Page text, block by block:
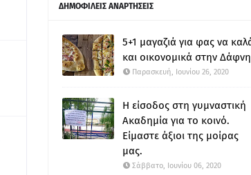
ΔΗΜΟΦΙΛΕΙΣ ΑΝΑΡΤΗΣΕΙΣ
5+1 μαγαζιά για φας να
και οικονομικά στην Δάφνη
Παρασκευή, Ιουνίου 26, 2020
Η είσοδος στη γυμναστική
Ακαδημία για το κοινό.
Είμαστε άξιοι της μοίρας
μας.
Σάββατο, Ιουνίου 06, 2020